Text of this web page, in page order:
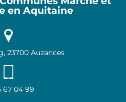
en Aquitaine
23700 Auzances
67 04 99